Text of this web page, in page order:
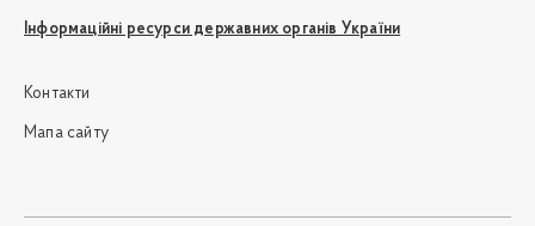
Інформаційні ресурси державних органів України
Контакти
Мапа сайту